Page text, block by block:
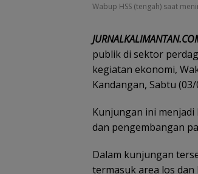
Wabup HSS (tengah) saat
publik di sektor
kegiatan ekonomi,
Kandangan, Sabtu
Kunjungan ini
dan pengembangan
Dalam kunjungan
termasuk area los